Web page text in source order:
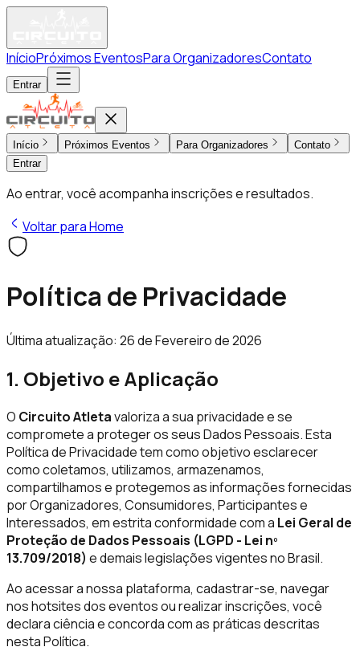
InícioPróximos EventosPara OrganizadoresContato
Entrar
Início Próximos Eventos Para Organizadores
Contato
Entrar
Ao entrar, você acompanha inscrições e resultados.
Voltar para Home
Política de Privacidade
Última atualização: 26 de Fevereiro de 2026
1. Objetivo e Aplicação
O Circuito Atletavaloriza a sua privacidade e se
compromete a proteger os seus Dados Pessoais. Esta
Política de Privacidade tem como objetivo esclarecer
como coletamos, utilizamos, armazenamos,
compartilhamos e protegemos as informações fornecidas
por Organizadores, Consumidores, Participantes e
Interessados, em estrita conformidade com a Lei Geral de
Proteção de Dados Pessoais (LGPD - Lei nº
13.709/2018) e demais legislações vigentes no Brasil.
Ao acessar a nossa plataforma, cadastrar-se, navegar
nos hotsites dos eventos ou realizar inscrições, você
declara ciência e concorda com as práticas descritas
nesta Política.